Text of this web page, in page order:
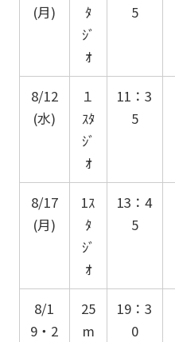
(月)
ﾀ
ｼﾞ
ｵ
5
8/12
(水)
１
ｽﾀ
ｼﾞ
ｵ
11：3
5
8/17
(月)
1ｽ
ﾀ
ｼﾞ
ｵ
13：4
5
8/1
9・2
25
m
19：3
0